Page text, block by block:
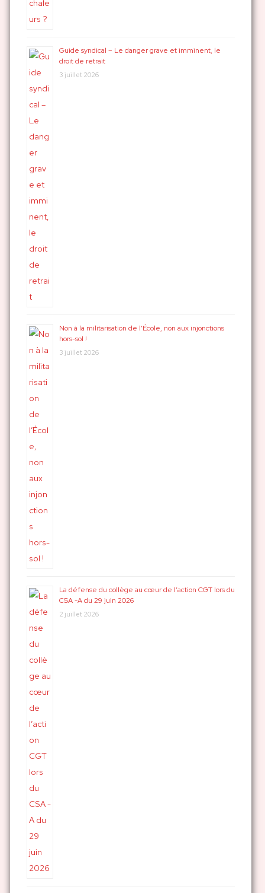
Guide syndical – Le danger grave et imminent, le
droit de retrait
3 juillet 2026
Non à la militarisation de l’École, non aux injonctions
hors-sol !
3 juillet 2026
La défense du collège au cœur de l’action CGT lors du
CSA -A du 29 juin 2026
2 juillet 2026